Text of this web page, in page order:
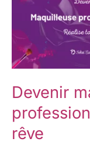
Devenir
rêve
maquilleuse
professionnelle
réalise
ton
rêve